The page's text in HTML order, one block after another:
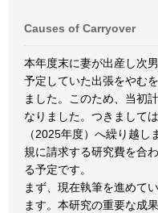
Causes of Carryover
本年度末に妻が出産し次
予定していた出張をやむ
ました。このため、当初
なりました。つきまして
（2025年度）へ繰り越
規に請求する研究費を合
る予定です。
まず、現在執筆を進めて
ます。本研究の重要な成